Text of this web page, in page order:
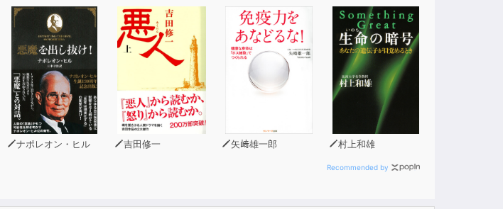
ナポレオン・ヒル 吉田修一 矢﨑雄一郎 村上和雄
Recommended by